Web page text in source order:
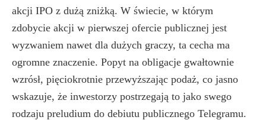
akcji IPO z dużą zniżką. W świecie, w którym
zdobycie akcji w pierwszej ofercie publicznej jest
wyzwaniem nawet dla dużych graczy, ta cecha ma
ogromne znaczenie. Popyt na obligacje gwałtownie
wzrósł, pięciokrotnie przewyższając podaż, co jasno
wskazuje, że inwestorzy postrzegają to jako swego
rodzaju preludium do debiutu publicznego Telegramu.